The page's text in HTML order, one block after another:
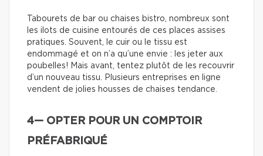
Tabourets de bar ou chaises bistro, nombreux sont
les ilots de cuisine entourés de ces places assises
pratiques. Souvent, le cuir ou le tissu est
endommagé et on n’a qu’une envie : les jeter aux
poubelles! Mais avant, tentez plutôt de les recouvrir
d’un nouveau tissu. Plusieurs entreprises en ligne
vendent de jolies housses de chaises tendance.
4— OPTER POUR UN COMPTOIR
PRÉFABRIQUÉ